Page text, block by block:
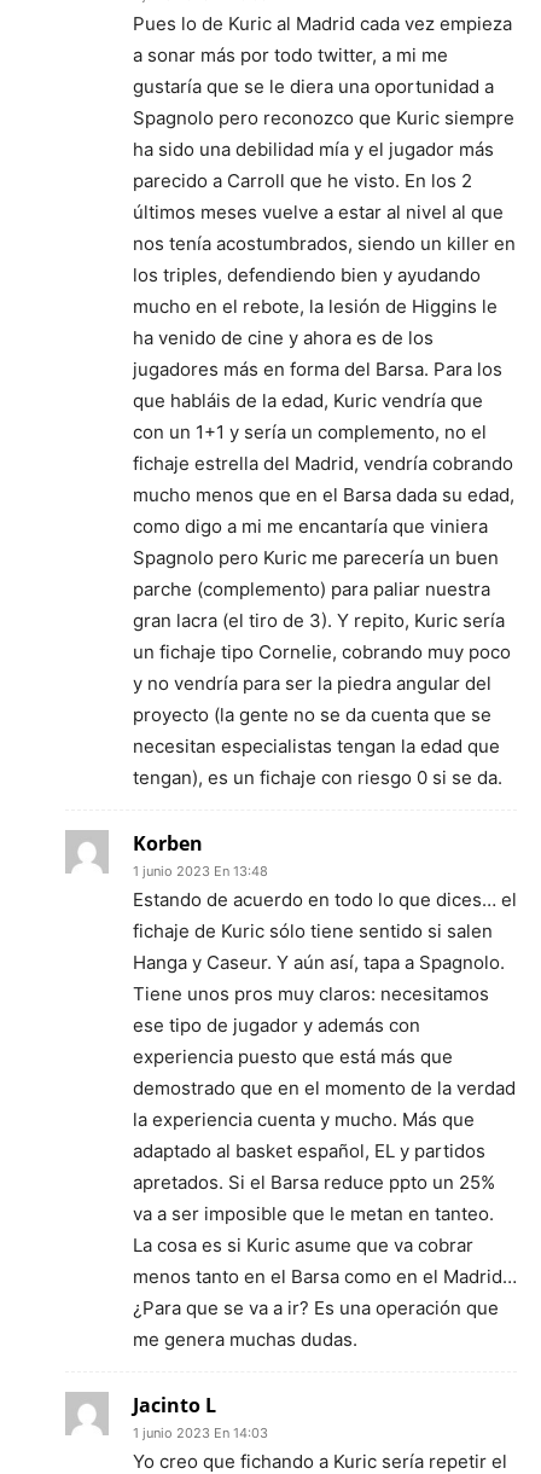
Pues lo de Kuric al Madrid cada vez empieza
a sonar más por todo twitter, a mi me
gustaría que se le diera una oportunidad a
Spagnolo pero reconozco que Kuric siempre
ha sido una debilidad mía y el jugador más
parecido a Carroll que he visto. En los 2
últimos meses vuelve a estar al nivel al que
nos tenía acostumbrados, siendo un killer en
los triples, defendiendo bien y ayudando
mucho en el rebote, la lesión de Higgins le
ha venido de cine y ahora es de los
jugadores más en forma del Barsa. Para los
que habláis de la edad, Kuric vendría que
con un 1+1 y sería un complemento, no el
fichaje estrella del Madrid, vendría cobrando
mucho menos que en el Barsa dada su edad,
como digo a mi me encantaría que viniera
Spagnolo pero Kuric me parecería un buen
parche (complemento) para paliar nuestra
gran lacra (el tiro de 3). Y repito, Kuric sería
un fichaje tipo Cornelie, cobrando muy poco
y no vendría para ser la piedra angular del
proyecto (la gente no se da cuenta que se
necesitan especialistas tengan la edad que
tengan), es un fichaje con riesgo 0 si se da.
Korben
1 junio 2023 En 13:48
Estando de acuerdo en todo lo que dices… el
fichaje de Kuric sólo tiene sentido si salen
Hanga y Caseur. Y aún así, tapa a Spagnolo.
Tiene unos pros muy claros: necesitamos
ese tipo de jugador y además con
experiencia puesto que está más que
demostrado que en el momento de la verdad
la experiencia cuenta y mucho. Más que
adaptado al basket español, EL y partidos
apretados. Si el Barsa reduce ppto un 25%
va a ser imposible que le metan en tanteo.
La cosa es si Kuric asume que va cobrar
menos tanto en el Barsa como en el Madrid…
¿Para que se va a ir? Es una operación que
me genera muchas dudas.
Jacinto L
1 junio 2023 En 14:03
Yo creo que fichando a Kuric sería repetir el